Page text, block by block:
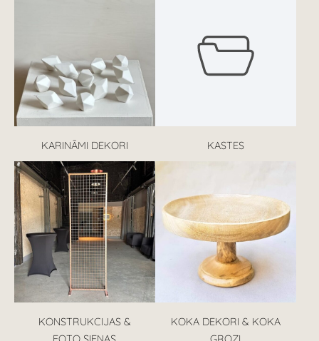
KARINĀMI DEKORI KASTES
KONSTRUKCIJAS &
KOKA DEKORI & KOKA